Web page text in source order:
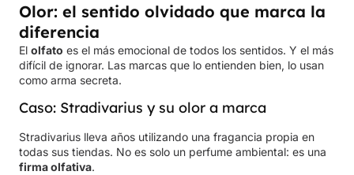
Olor: el sentido olvidado que marca la
diferencia
El olfato es el más emocional de todos los sentidos. Y el más
difícil de ignorar. Las marcas que lo entienden bien, lo usan
como arma secreta.
Caso: Stradivarius y su olor a marca
Stradivarius lleva años utilizando una fragancia propia en
todas sus tiendas. No es solo un perfume ambiental: es una
firma olfativa.